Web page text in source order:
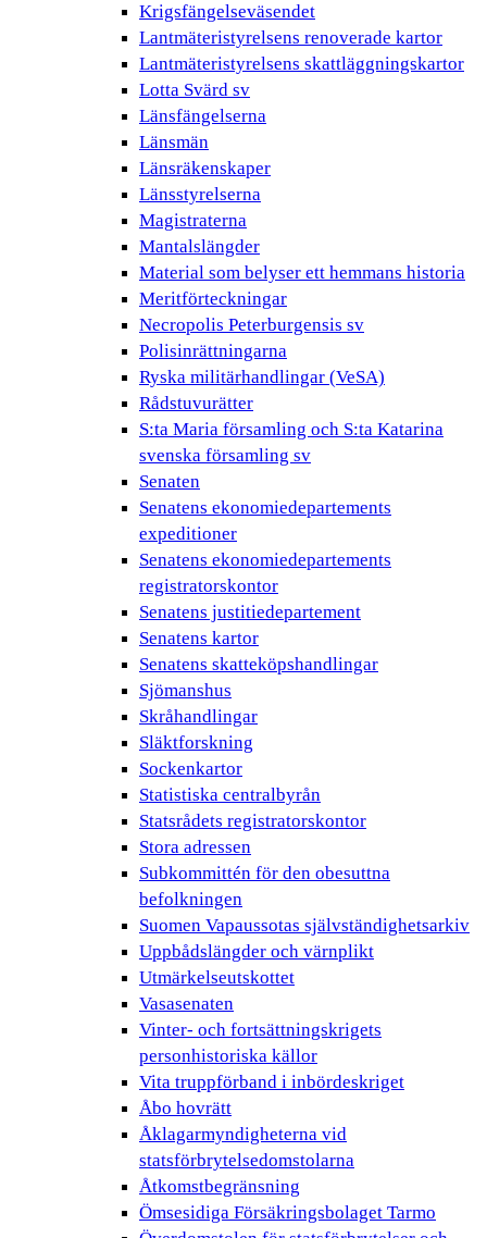
Krigsfängelseväsendet
Lantmäteristyrelsens renoverade kartor
Lantmäteristyrelsens skattläggningskartor
Lotta Svärd sv
Länsfängelserna
Länsmän
Länsräkenskaper
Länsstyrelserna
Magistraterna
Mantalslängder
Material som belyser ett hemmans historia
Meritförteckningar
Necropolis Peterburgensis sv
Polisinrättningarna
Ryska militärhandlingar (VeSA)
Rådstuvurätter
S:ta Maria församling och S:ta Katarina
svenska församling sv
Senaten
Senatens ekonomiedepartements
expeditioner
Senatens ekonomiedepartements
registratorskontor
Senatens justitiedepartement
Senatens kartor
Senatens skatteköpshandlingar
Sjömanshus
Skråhandlingar
Släktforskning
Sockenkartor
Statistiska centralbyrån
Statsrådets registratorskontor
Stora adressen
Subkommittén för den obesuttna
befolkningen
Suomen Vapaussotas självständighetsarkiv
Uppbådslängder och värnplikt
Utmärkelseutskottet
Vasasenaten
Vinter- och fortsättningskrigets
personhistoriska källor
Vita truppförband i inbördeskriget
Åbo hovrätt
Åklagarmyndigheterna vid
statsförbrytelsedomstolarna
Åtkomstbegränsning
Ömsesidiga Försäkringsbolaget Tarmo